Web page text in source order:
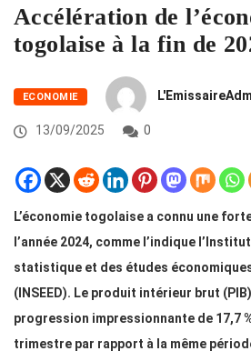
Accélération de
togolaise à la fin de
ECONOMIE
13/09/2025 0
L’économie togolaise a connu une
l’année 2024, comme l’indique
statistique et des études
(INSEED). Le produit intérieur brut
progression impressionnante de 17,7
trimestre par rapport à la même